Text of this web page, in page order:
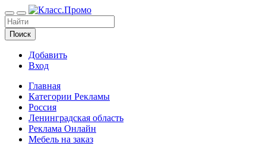
Поиск
Добавить
Вход
Главная
Категории Рекламы
Россия
Ленинградская область
Реклама Онлайн
Мебель на заказ